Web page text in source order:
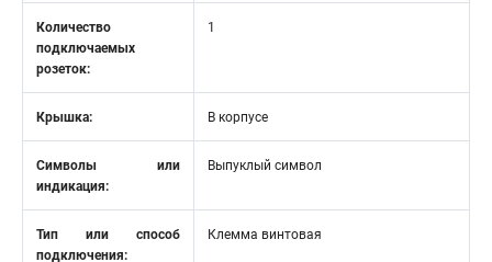
Количество
подключаемых
розеток:
1
Крышка: В корпусе
Символы или
индикация:
Выпуклый символ
Тип или способ
подключения:
Клемма винтовая